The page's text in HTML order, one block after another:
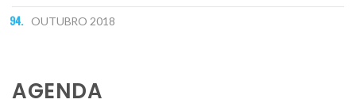
OUTUBRO 2018
AGENDA